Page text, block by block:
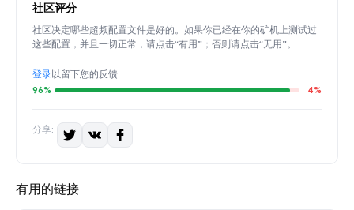
社区评分
社区决定哪些超频配置文件是好的。如果你已经在你的矿机上测试过
这些配置，并且一切正常，请点击“有用”；否则请点击“无用”。
登录以留下您的反馈
96% 4%
分享:
有用的链接